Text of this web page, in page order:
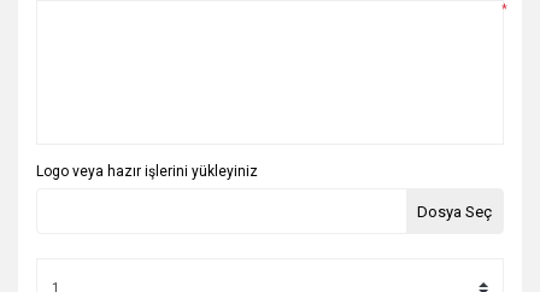
*
Logo veya hazır işlerini yükleyiniz
Dosya Seç